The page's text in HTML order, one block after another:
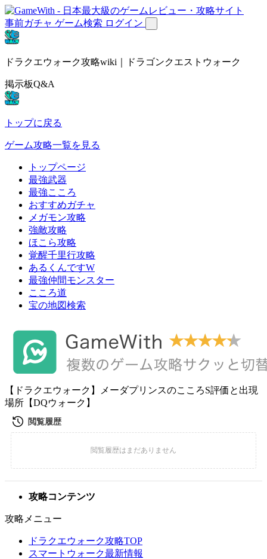
事前ガチャ ゲーム検索 ログイン
ドラクエウォーク攻略wiki｜ドラゴンクエストウォーク
掲示板Q&A
トップに戻る
ゲーム攻略一覧を見る
トップページ
最強武器
最強こころ
おすすめガチャ
メガモン攻略
強敵攻略
ほこら攻略
覚醒千里行攻略
あるくんですW
最強仲間モンスター
こころ道
宝の地図検索
【ドラクエウォーク】メーダプリンスのこころS評価と出現
場所【DQウォーク】
攻略コンテンツ
攻略メニュー
ドラクエウォーク攻略TOP
スマートウォーク最新情報